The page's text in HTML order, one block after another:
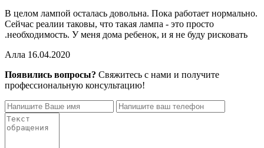
В целом лампой осталась довольна. Пока работает нормально.
Сейчас реалии таковы, что такая лампа - это просто
необходимость. У меня дома ребенок, и я не буду рисковать.
Алла 16.04.2020
Появились вопросы? Свяжитесь с нами и получите
профессиональную консультацию!